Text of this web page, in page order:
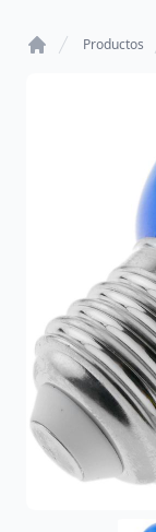
Productos